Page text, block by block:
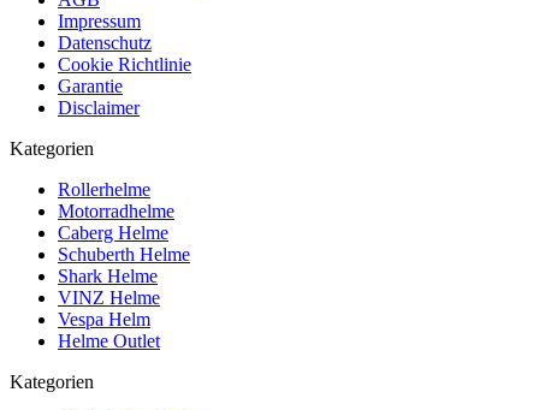
Impressum
Datenschutz
Cookie Richtlinie
Garantie
Disclaimer
Kategorien
Rollerhelme
Motorradhelme
Caberg Helme
Schuberth Helme
Shark Helme
VINZ Helme
Vespa Helm
Helme Outlet
Kategorien